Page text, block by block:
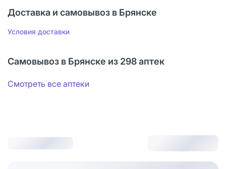
Доставка и самовывоз в Брянске
Условия доставки
Самовывоз в Брянске из 298 аптек
Смотреть все аптеки